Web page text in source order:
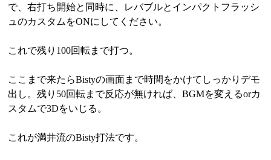
で、右打ち開始と同時に、レバブルとインパクトフラッシ
ュのカスタムをONにしてください。
これで残り100回転まで打つ。
ここまで来たらBistyの画面まで時間をかけてしっかりデモ
出し。残り50回転まで反応が無ければ、BGMを変えるorカ
スタムで3Dをいじる。
これが満井流のBisty打法です。